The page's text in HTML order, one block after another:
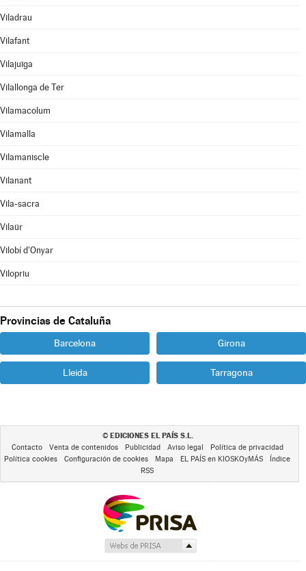
Viladrau
Vilafant
Vilajuïga
Vilallonga de Ter
Vilamacolum
Vilamalla
Vilamaniscle
Vilanant
Vila-sacra
Vilaür
Vilobí d'Onyar
Vilopriu
Provincias de Cataluña
Barcelona Girona
Lleida Tarragona
© EDICIONES EL PAÍS S.L.
Contacto Venta de contenidos Publicidad Aviso legal
Política de privacidad
Política cookies
Configuración de cookies Mapa EL PAÍS en KIOSKOyMÁS
Índice
RSS